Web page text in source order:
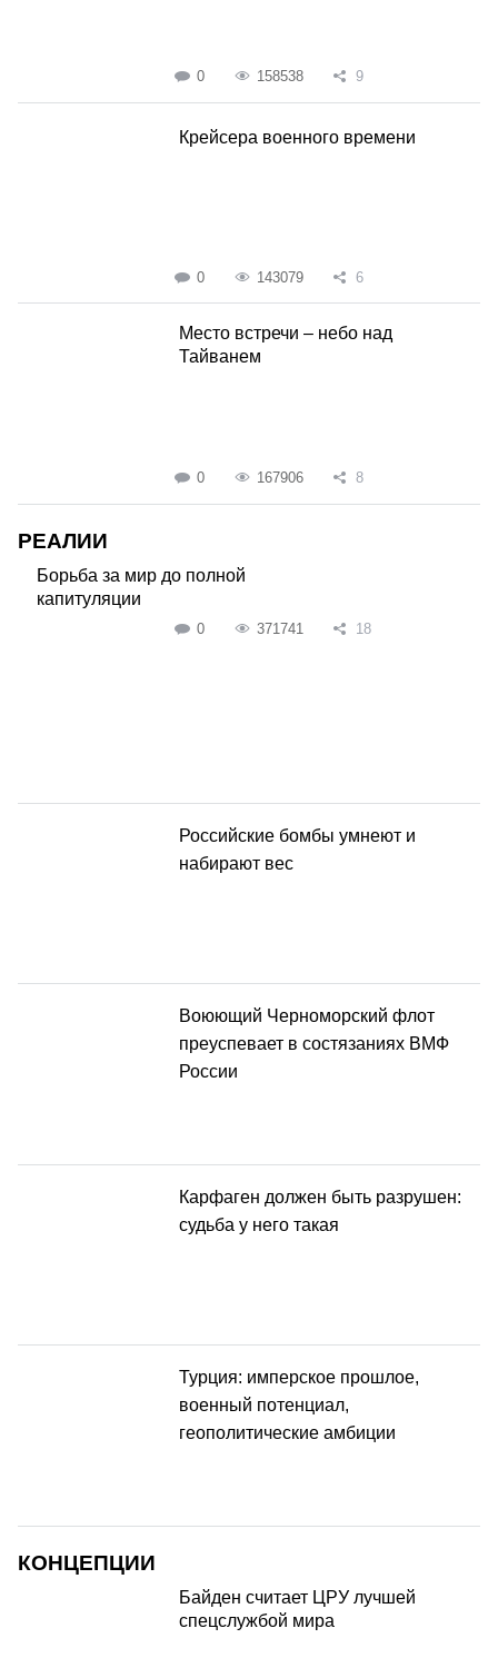
0 158538 9
Крейсера военного времени
0 143079 6
Место встречи – небо над
Тайванем
0 167906 8
РЕАЛИИ
Борьба за мир до полной
капитуляции
0 371741 18
Российские бомбы умнеют и
набирают вес
Воюющий Черноморский флот
преуспевает в состязаниях ВМФ
России
Карфаген должен быть разрушен:
судьба у него такая
Турция: имперское прошлое,
военный потенциал,
геополитические амбиции
КОНЦЕПЦИИ
Байден считает ЦРУ лучшей
спецслужбой мира